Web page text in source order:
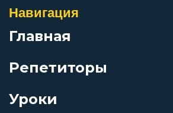
В тишине осенней ночи
Варежка
гитары
Перейти
Навигация
Главная
Репетиторы
Уроки